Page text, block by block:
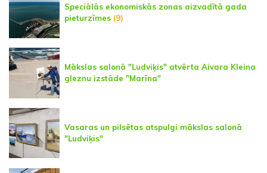
Speciālās ekonomiskās zonas aizvadītā gada
pieturzīmes (9)
Mākslas salonā "Ludviķis" atvērta Aivara Kleina
gleznu izstāde "Marīna"
Vasaras un pilsētas atspulgi mākslas salonā
"Ludviķis"